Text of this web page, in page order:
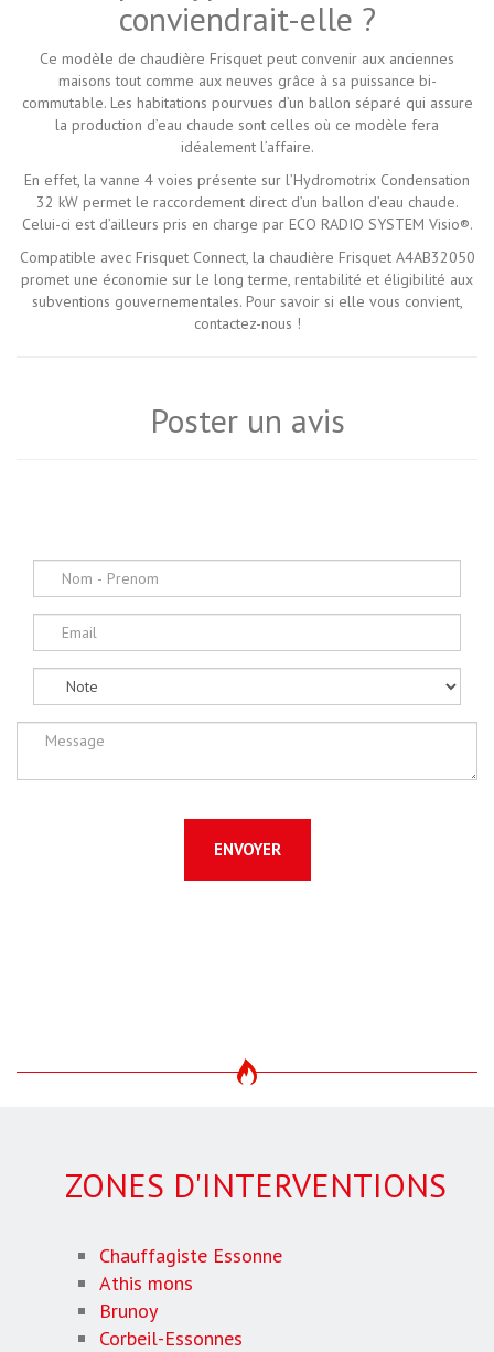
conviendrait-elle ?
Ce modèle de chaudière Frisquet peut convenir aux anciennes
maisons tout comme aux neuves grâce à sa puissance bi-
commutable. Les habitations pourvues d’un ballon séparé qui assure
la production d’eau chaude sont celles où ce modèle fera
idéalement l’affaire.
En effet, la vanne 4 voies présente sur l’Hydromotrix Condensation
32 kW permet le raccordement direct d’un ballon d’eau chaude.
Celui-ci est d’ailleurs pris en charge par ECO RADIO SYSTEM Visio®.
Compatible avec Frisquet Connect, la chaudière Frisquet A4AB32050
promet une économie sur le long terme, rentabilité et éligibilité aux
subventions gouvernementales. Pour savoir si elle vous convient,
contactez-nous !
Poster un avis
ENVOYER
ZONES D'INTERVENTIONS
Chauffagiste Essonne
Athis mons
Brunoy
Corbeil-Essonnes